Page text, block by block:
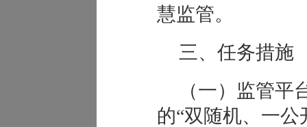
慧监管。
三、任务措施
（一）监管平
的“双随机、一